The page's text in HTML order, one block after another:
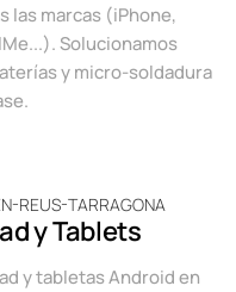
las marcas (iPhone,
Solucionamos
y micro-soldadura
y Tablets
y tabletas Android en